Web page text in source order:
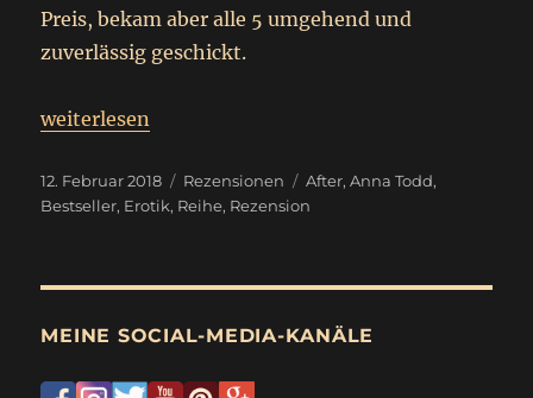
Preis, bekam aber alle 5 umgehend und
zuverlässig geschickt.
„After passion – After truth
weiterlesen
Veröffentlicht
am
12. Februar 2018 Kategorien
Rezensionen Schlagwörter
After,Anna Todd,
Bestseller, Erotik, Reihe, Rezension
MEINE SOCIAL-MEDIA-KANÄLE